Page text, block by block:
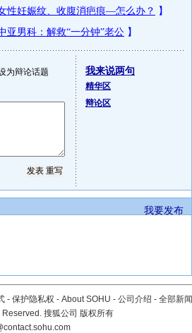
为辩论话题 我来说两句
精华区
辩论区
我要发布
- 保护隐私权 - About SOHU - 公司介绍 - 全部新闻
搜狐公司 版权所有